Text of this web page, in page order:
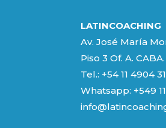
LATINCOACHING
Av. José María
Piso 3 Of. A.
Tel.: +54 11 4904
Whatsapp: +549